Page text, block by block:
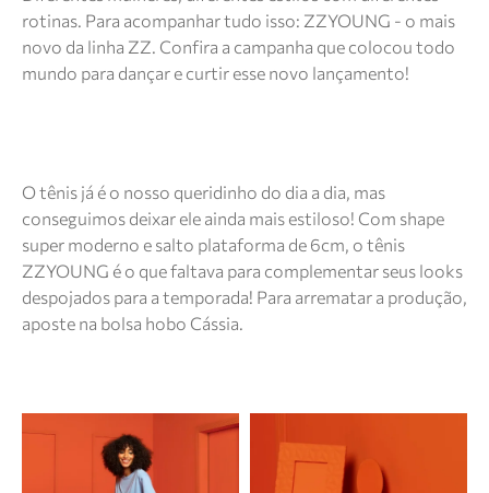
rotinas. Para acompanhar tudo isso: ZZYOUNG - o mais
novo da linha ZZ. Confira a campanha que colocou todo
mundo para dançar e curtir esse novo lançamento!
O tênis já é o nosso queridinho do dia a dia, mas
conseguimos deixar ele ainda mais estiloso! Com shape
super moderno e salto plataforma de 6cm, o tênis
ZZYOUNG é o que faltava para complementar seus looks
despojados para a temporada! Para arrematar a produção,
aposte na bolsa hobo Cássia.